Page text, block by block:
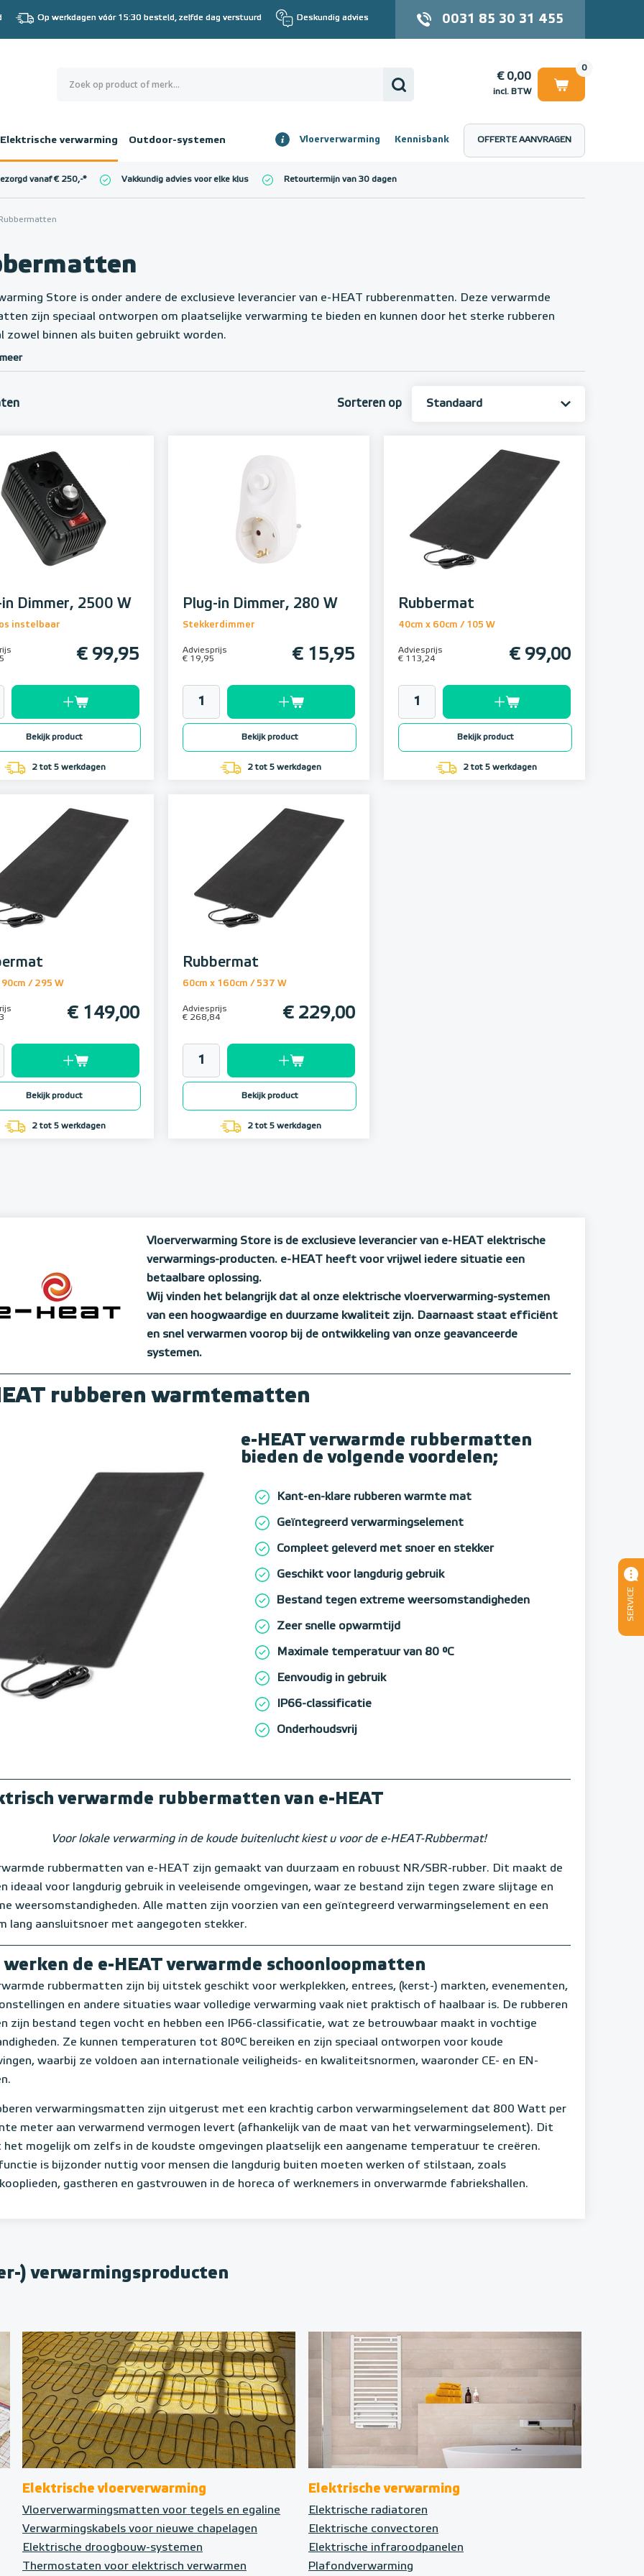
Op werkdagen vóór 15:30 besteld, zelfde dag verstuurd Deskundig advies 0031 85 30 31 455
0
€ 0,00
incl. BTW
€ 0,00
Elektrische verwarming Outdoor-systemen
€ 0,00 Vloerverwarming Kennisbank OFFERTE AANVRAGEN
vanaf € 250,-* Vakkundig advies voor elke klus Retourtermijn van 30 dagen
Store is onder andere de exclusieve leverancier van e-HEAT rubberenmatten. Deze verwarmde
zijn speciaal ontworpen om plaatselijke verwarming te bieden en kunnen door het sterke rubberen
zowel binnen als buiten gebruikt worden.
Sorteren op
Dimmer, 2500 W
instelbaar
€ 99,95
Bekijk product
2 tot 5 werkdagen
Plug-in Dimmer, 280 W
Stekkerdimmer
Adviesprijs
€ 19,95
€ 15,95
Bekijk product
2 tot 5 werkdagen
Rubbermat
40cm x 60cm / 105 W
Adviesprijs
€ 113,24
€ 99,00
Bekijk product
2 tot 5 werkdagen
90cm / 295 W
€ 149,00
Bekijk product
2 tot 5 werkdagen
Rubbermat
60cm x 160cm / 537 W
Adviesprijs
€ 268,84
€ 229,00
Bekijk product
2 tot 5 werkdagen
Vloerverwarming Store is de exclusieve leverancier van e-HEAT elektrische
verwarmings-producten. e-HEAT heeft voor vrijwel iedere situatie een
betaalbare oplossing.
Wij vinden het belangrijk dat al onze elektrische vloerverwarming-systemen
van een hoogwaardige en duurzame kwaliteit zijn. Daarnaast staat efficiënt
en snel verwarmen voorop bij de ontwikkeling van onze geavanceerde
systemen.
rubberen warmtematten
e-HEAT verwarmde rubbermatten
bieden de volgende voordelen;
Kant-en-klare rubberen warmte mat
Geïntegreerd verwarmingselement
Compleet geleverd met snoer en stekker
Geschikt voor langdurig gebruik
Bestand tegen extreme weersomstandigheden
Zeer snelle opwarmtijd
Maximale temperatuur van 80 °C
Eenvoudig in gebruik
IP66-classificatie
Onderhoudsvrij
verwarmde rubbermatten van e-HEAT
Voor lokale verwarming in de koude buitenlucht kiest u voor de e-HEAT-Rubbermat!
rubbermatten van e-HEAT zijn gemaakt van duurzaam en robuust NR/SBR-rubber. Dit maakt de
ideaal voor langdurig gebruik in veeleisende omgevingen, waar ze bestand zijn tegen zware slijtage en
weersomstandigheden. Alle matten zijn voorzien van een geïntegreerd verwarmingselement en een
lang aansluitsnoer met aangegoten stekker.
werken de e-HEAT verwarmde schoonloopmatten
rubbermatten zijn bij uitstek geschikt voor werkplekken, entrees, (kerst-) markten, evenementen,
en andere situaties waar volledige verwarming vaak niet praktisch of haalbaar is. De rubberen
zijn bestand tegen vocht en hebben een IP66-classificatie, wat ze betrouwbaar maakt in vochtige
Ze kunnen temperaturen tot 80°C bereiken en zijn speciaal ontworpen voor koude
waarbij ze voldoen aan internationale veiligheids- en kwaliteitsnormen, waaronder CE- en EN-
verwarmingsmatten zijn uitgerust met een krachtig carbon verwarmingselement dat 800 Watt per
meter aan verwarmend vermogen levert (afhankelijk van de maat van het verwarmingselement). Dit
het mogelijk om zelfs in de koudste omgevingen plaatselijk een aangename temperatuur te creëren.
is bijzonder nuttig voor mensen die langdurig buiten moeten werken of stilstaan, zoals
gastheren en gastvrouwen in de horeca of werknemers in onverwarmde fabriekshallen.
) verwarmingsproducten
Elektrische vloerverwarming Elektrische verwarming
Vloerverwarmingsmatten voor tegels en egaline
Verwarmingskabels voor nieuwe chapelagen
Elektrische droogbouw-systemen
Thermostaten voor elektrisch verwarmen
Elektrische radiatoren
Elektrische convectoren
Elektrische infraroodpanelen
Plafondverwarming
SERVICE